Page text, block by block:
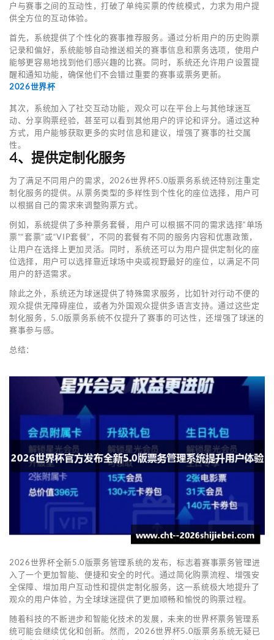
户与赛事之间的互动性，打破了单纯买票的传统模式，力求为用户提
供全方位的互动体验。
首先，系统提供了个性化的赛事推荐服务。通过分析用户的历史购票
记录和偏好，系统能够自动推送相关的赛事信息和票务选项，使用户
能够更容易地找到他们感兴趣的比赛。同时，系统还允许用户设置提
醒和通知功能，确保他们不会错过重要的赛事或票务更新。
2026世界杯
其次，系统加入了社交互动功能，观众可以在平台上与其他球迷互
动、分享购票经验，甚至可以看到其他用户的评论和评分。通过这种
方式，用户能够获取更多的实时信息和建议，增强了赛事的社交属
性。
4、提供定制化服务
为了满足不同用户的需求，2026世界杯5.0版票务系统还特别注重定
制化服务的提供。从票务类型的多样性到个性化的座位选择，用户可
以根据自己的需求来调整购票方式。
例如，系统提供了多种票务套餐，用户可以根据不同的需求选择“单场
票”“套票”或“VIP套餐”，不同的套餐有不同的服务内容和优惠政策，
让用户在选择上更加灵活。同时，系统还可以为用户提供定制化的座
位选择，用户可以选择靠近球场中央或视野最好的座位，以满足不同
用户的舒适需求。
除此之外，系统还为球迷提供了特殊需求服务，比如针对行动不便的
观众提供无障碍座位，或者为外国观众提供多语言支持。通过这些定
制化服务，5.0版票务系统不仅提升了赛事的可达性，还增强了球迷的
赛事参与感。
总结：
2026世界杯全新5.0版票务管理系统的发布，标志着赛事票务管理进
入了一个更加智能、便捷和安全的时代。通过简化购票流程、增强安
全保障、增加用户互动性和提供定制化服务，这一系统极大地提升了
观众的用户体验，为全球球迷提供了更加顺畅和愉悦的购票过程。
随着科技的不断进步和智能化技术的发展，未来的世界杯票务管理系
统可能会继续优化和创新。然而，2026世界杯5.0版票务系统无疑已